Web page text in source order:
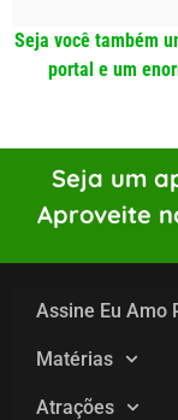
Seja você também
portal e um
Seja um
Aproveite
Assine Eu Amo
Matérias
Atrações